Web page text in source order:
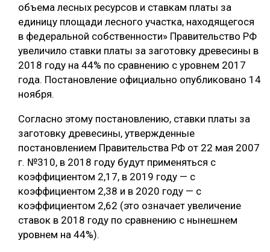
БИОЭНЕРГЕТИКА
ЛЕСОВОССТАНОВЛЕНИЕ И ЗАЩИТА
ЛОГИСТИКА
ПРОИЗВОДСТВО ДРЕВЕСНЫХ ПЛИТ
ЦБП
КОМПЛЕКСНАЯ ПЕРЕРАБОТКА
ЛЕСОПИЛЕНИЕ
ДЕРЕВЯННОЕ ДОМОСТРОЕНИЕ
БЕЗОПАСНОЕ ПРОИЗВОДСТВО
СОРТИРОВКА ДРЕВЕСИНЫ
СУШКА ДРЕВЕСИНЫ
ТЕМАТИЧЕСКИЕ ПРОЕКТЫ
ПОДБОРКИ СТАТЕЙ
объема лесных ресурсов и ставкам платы за
единицу площади лесного участка, находящегося
в федеральной собственности» Правительство РФ
увеличило ставки платы за заготовку древесины в
2018 году на 44% по сравнению с уровнем 2017
года. Постановление официально опубликовано 14
ноября.
Согласно этому постановлению, ставки платы за
заготовку древесины, утвержденные
постановлением Правительства РФ от 22 мая 2007
г. №310, в 2018 году будут применяться с
коэффициентом 2,17, в 2019 году — с
коэффициентом 2,38 и в 2020 году — с
коэффициентом 2,62 (это означает увеличение
ставок в 2018 году по сравнению с нынешнем
уровнем на 44%).